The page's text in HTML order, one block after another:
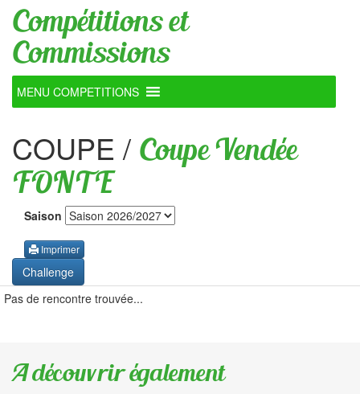
Compétitions et
Commissions
MENU COMPETITIONS
COUPE / Coupe Vendée
FONTE
Saison
Imprimer
Challenge
Pas de rencontre trouvée...
A découvrir également